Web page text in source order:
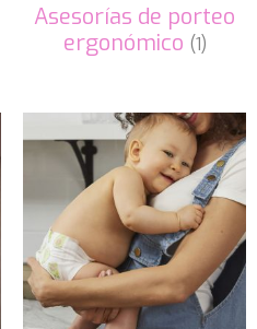
Asesorías de porteo
ergonómico (1)